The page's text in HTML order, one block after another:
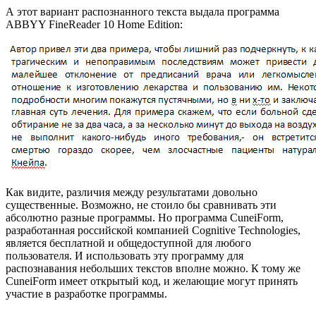
А этот вариант распознанного текста выдала программа
ABBYY FineReader 10 Home Edition:
Как видите, различия между результатами довольно
существенные. Возможно, не стоило бы сравнивать эти
абсолютно разные программы. Но программа CuneiForm,
разработанная российской компанией Cognitive Technologies,
является бесплатной и общедоступной для любого
пользователя. И использовать эту программу для
распознавания небольших текстов вполне можно. К тому же
CuneiForm имеет открытый код, и желающие могут принять
участие в разработке программы.